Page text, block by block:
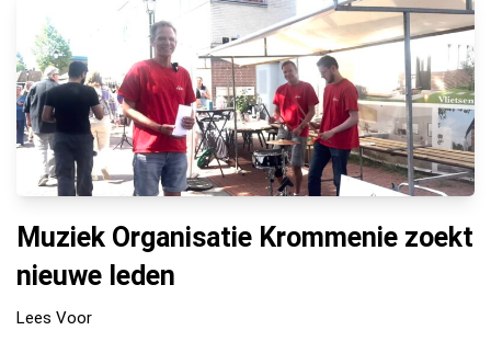
Muziek Organisatie Krommenie zoekt
nieuwe leden
Lees Voor